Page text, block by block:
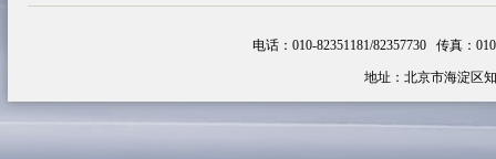
电话：010-82351181/82357730 传真：
地址：北京市海淀区